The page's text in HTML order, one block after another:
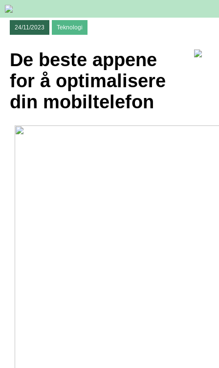
24/11/2023 Teknologi
De beste appene
for å optimalisere
din mobiltelefon